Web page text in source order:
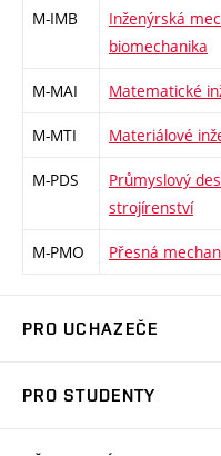
M-IMB
Inženýrská
biomechanika
M-MAI Matematické
M-MTI Materiálové
M-PDS
Průmyslový
strojírenství
M-PMO Přesná
PRO UCHAZEČE
PRO STUDENTY